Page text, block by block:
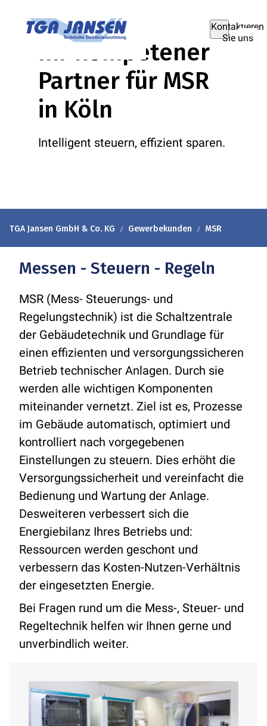
Kontaktieren
Sie uns
Ihr kompetener
Partner für MSR
in Köln
Intelligent steuern, effizient sparen.
TGA Jansen GmbH & Co. KG Gewerbekunden MSR
Messen - Steuern - Regeln
MSR (Mess- Steuerungs- und
Regelungstechnik) ist die Schaltzentrale
der Gebäudetechnik und Grundlage für
einen effizienten und versorgungssicheren
Betrieb technischer Anlagen. Durch sie
werden alle wichtigen Komponenten
miteinander vernetzt. Ziel ist es, Prozesse
im Gebäude automatisch, optimiert und
kontrolliert nach vorgegebenen
Einstellungen zu steuern. Dies erhöht die
Versorgungssicherheit und vereinfacht die
Bedienung und Wartung der Anlage.
Desweiteren verbessert sich die
Energiebilanz Ihres Betriebs und:
Ressourcen werden geschont und
verbessern das Kosten-Nutzen-Verhältnis
der eingesetzten Energie.
Bei Fragen rund um die Mess-, Steuer- und
Regeltechnik helfen wir Ihnen gerne und
unverbindlich weiter.